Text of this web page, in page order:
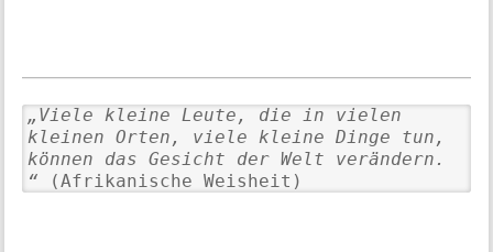
„Viele kleine Leute, die in vielen
kleinen Orten, viele kleine Dinge tun,
können das Gesicht der Welt verändern.
“ (Afrikanische Weisheit)